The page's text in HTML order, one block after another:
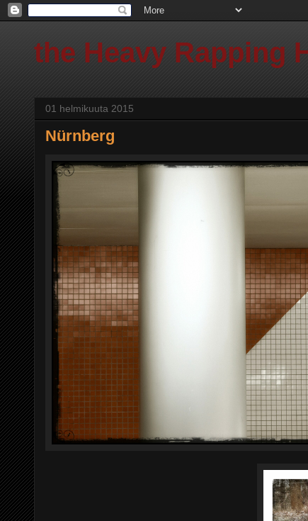
the Heavy Rapping
01 helmikuuta 2015
Nürnberg